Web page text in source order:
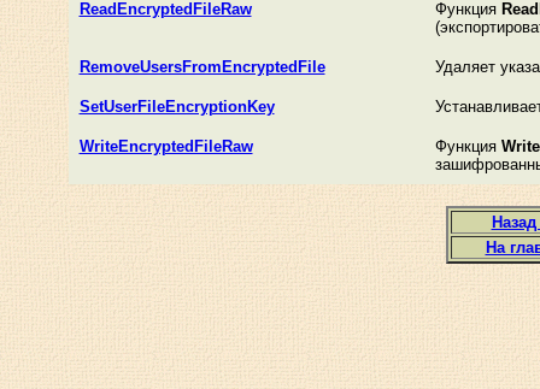
ReadEncryptedFileRaw Функция
RemoveUsersFromEncryptedFile Удаляет
SetUserFileEncryptionKey
WriteEncryptedFileRaw Функция
На